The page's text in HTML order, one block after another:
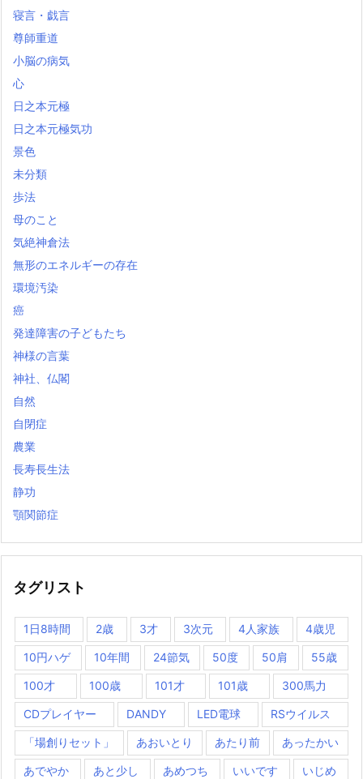
寝言・戯言
尊師重道
小脳の病気
心
日之本元極
日之本元極気功
景色
未分類
歩法
母のこと
気絶神倉法
無形のエネルギーの存在
環境汚染
癌
発達障害の子どもたち
神様の言葉
神社、仏閣
自然
自閉症
農業
長寿長生法
静功
顎関節症
タグリスト
1日8時間 2歳 3才 3次元 4人家族 4歳児
10円ハゲ 10年間 24節気 50度 50肩 55歳
100才 100歳 101才 101歳 300馬力
CDプレイヤー DANDY LED電球 RSウイルス
「場創りセット」 あおいとり あたり前 あったかい
あでやか あと少し あめつち いいです いじめ